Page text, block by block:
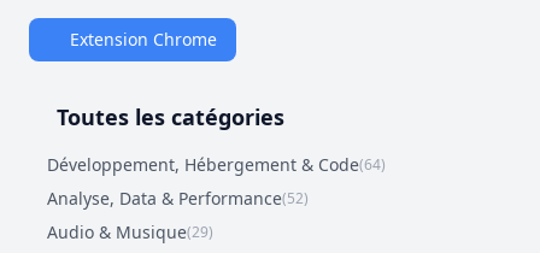
Extension Chrome
Toutes les catégories
Développement, Hébergement & Code(64)
Analyse, Data & Performance(52)
Audio & Musique(29)